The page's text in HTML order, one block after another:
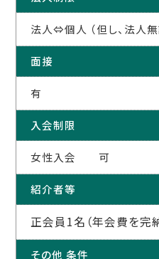
法人⇔個人 （但し、法人
面接
有
入会制限
女性入会 可
紹介者等
正会員1名（年会費を完
その他 条件